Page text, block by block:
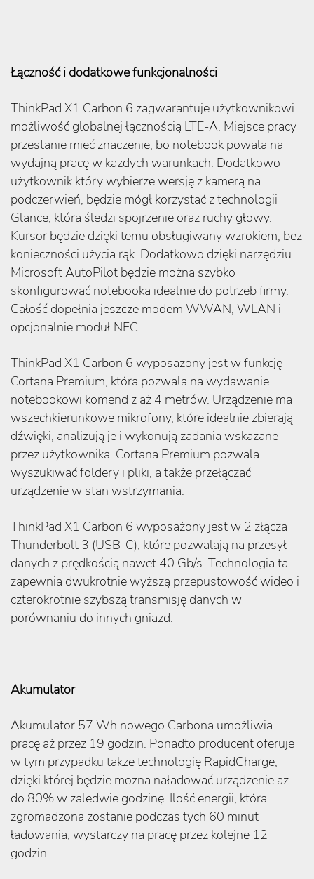
Łączność i dodatkowe funkcjonalności
ThinkPad X1 Carbon 6 zagwarantuje użytkownikowi
możliwość globalnej łącznością LTE-A. Miejsce pracy
przestanie mieć znaczenie, bo notebook powala na
wydajną pracę w każdych warunkach. Dodatkowo
użytkownik który wybierze wersję z kamerą na
podczerwień, będzie mógł korzystać z technologii
Glance, która śledzi spojrzenie oraz ruchy głowy.
Kursor będzie dzięki temu obsługiwany wzrokiem, bez
konieczności użycia rąk. Dodatkowo dzięki narzędziu
Microsoft AutoPilot będzie można szybko
skonfigurować notebooka idealnie do potrzeb firmy.
Całość dopełnia jeszcze modem WWAN, WLAN i
opcjonalnie moduł NFC.
ThinkPad X1 Carbon 6 wyposażony jest w funkcję
Cortana Premium, która pozwala na wydawanie
notebookowi komend z aż 4 metrów. Urządzenie ma
wszechkierunkowe mikrofony, które idealnie zbierają
dźwięki, analizują je i wykonują zadania wskazane
przez użytkownika. Cortana Premium pozwala
wyszukiwać foldery i pliki, a także przełączać
urządzenie w stan wstrzymania.
ThinkPad X1 Carbon 6 wyposażony jest w 2 złącza
Thunderbolt 3 (USB-C), które pozwalają na przesył
danych z prędkością nawet 40 Gb/s. Technologia ta
zapewnia dwukrotnie wyższą przepustowość wideo i
czterokrotnie szybszą transmisję danych w
porównaniu do innych gniazd.
Akumulator
Akumulator 57 Wh nowego Carbona umożliwia
pracę aż przez 19 godzin. Ponadto producent oferuje
w tym przypadku także technologię RapidCharge,
dzięki której będzie można naładować urządzenie aż
do 80% w zaledwie godzinę. Ilość energii, która
zgromadzona zostanie podczas tych 60 minut
ładowania, wystarczy na pracę przez kolejne 12
godzin.